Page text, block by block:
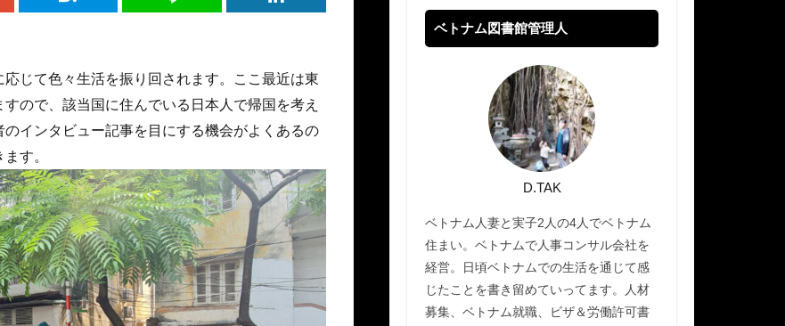
じて色々生活を振り回されます。ここ最近は東
ので、該当国に住んでいる日本人で帰国を考え
インタビュー記事を目にする機会がよくあるの
す。
ベトナム図書館管理人
D.TAK
ベトナム人妻と実子2人の4人でベトナム
住まい。ベトナムで人事コンサル会社を
経営。日頃ベトナムでの生活を通じて感
じたことを書き留めていってます。人材
募集、ベトナム就職、ビザ＆労働許可書